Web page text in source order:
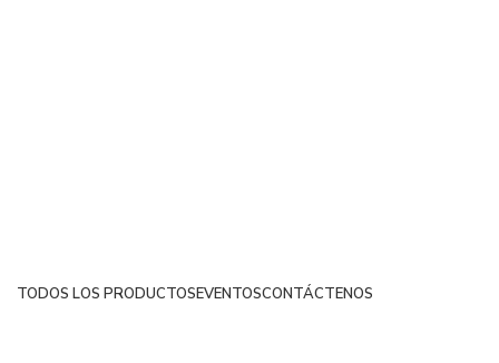
TODOS LOS PRODUCTOSEVENTOSCONTÁCTENOS